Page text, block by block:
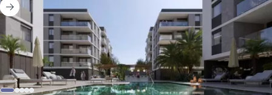
€212 000
Apartamento